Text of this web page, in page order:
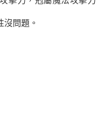
問題。
Bit Hiso
Alien)
、無敵魔艦。
同隻合成三倍經驗的
也是同樣隊伍拿 OI 的